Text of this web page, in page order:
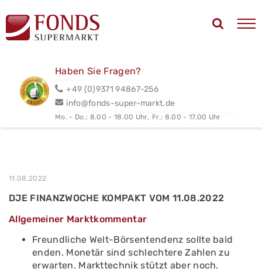
Haben Sie Fragen?
+49 (0)9371 94867-256
info@fonds-super-markt.de
Mo. - Do.: 8.00 - 18.00 Uhr, Fr.: 8.00 - 17.00 Uhr
11.08.2022
DJE FINANZWOCHE KOMPAKT VOM 11.08.2022
Allgemeiner Marktkommentar
Freundliche Welt-Börsentendenz sollte bald
enden. Monetär sind schlechtere Zahlen zu
erwarten. Markttechnik stützt aber noch.